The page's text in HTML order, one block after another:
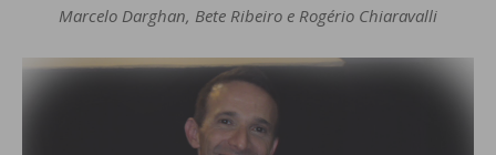
Marcelo Darghan, Bete Ribeiro e Rogério Chiaravalli